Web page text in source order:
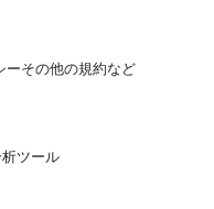
ーその他の規約など
ツール